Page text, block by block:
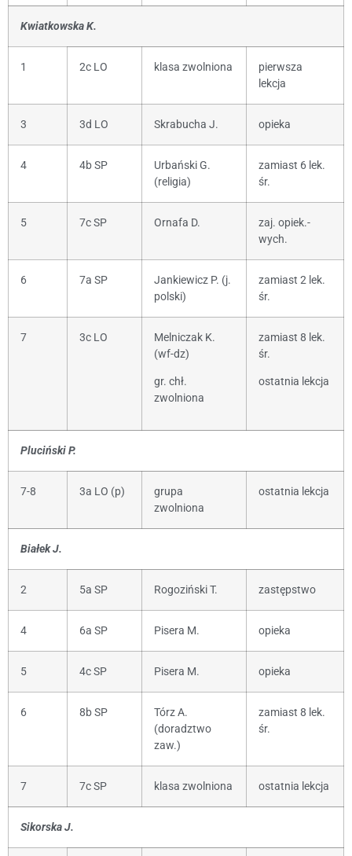
Kwiatkowska K.
1 2c LO klasa zwolniona
pierwsza
lekcja
3 3d LO Skrabucha J. opieka
4 4b SP
Urbański G.
(religia)
zamiast 6 lek.
śr.
5 7c SP Ornafa D.
zaj. opiek.-
wych.
6 7a SP
Jankiewicz P. (j.
polski)
zamiast 2 lek.
śr.
7 3c LO
Melniczak K.
(wf-dz)
gr. chł.
zwolniona
zamiast 8 lek.
śr.
ostatnia lekcja
Pluciński P.
7-8 3a LO (p)
grupa
zwolniona
ostatnia lekcja
Białek J.
2 5a SP Rogoziński T. zastępstwo
4 6a SP Pisera M. opieka
5 4c SP Pisera M. opieka
6 8b SP
Tórz A.
(doradztwo
zaw.)
zamiast 8 lek.
śr.
7 7c SP klasa zwolniona ostatnia lekcja
Sikorska J.